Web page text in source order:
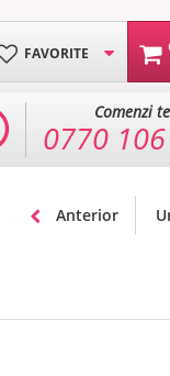
FAVORITE
Comenzi
0770
Anterior